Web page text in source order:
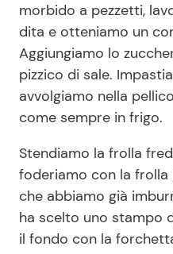
morbido a pezzetti,
dita e otteniamo un
Aggiungiamo lo
pizzico di sale.
avvolgiamo nella
come sempre in frigo.
Stendiamo la frolla
foderiamo con la
che abbiamo già
ha scelto uno stampo
il fondo con la